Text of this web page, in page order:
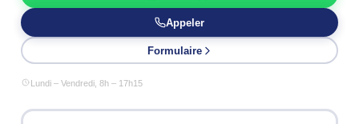
Appeler
Formulaire
Lundi – Vendredi, 8h – 17h15